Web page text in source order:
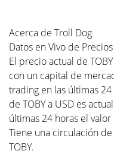
Acerca de Troll Dog
Datos en Vivo de Precios
El precio actual de
con un capital de
trading en las últimas
de TOBY a USD es
últimas 24 horas el
Tiene una circulación
TOBY.